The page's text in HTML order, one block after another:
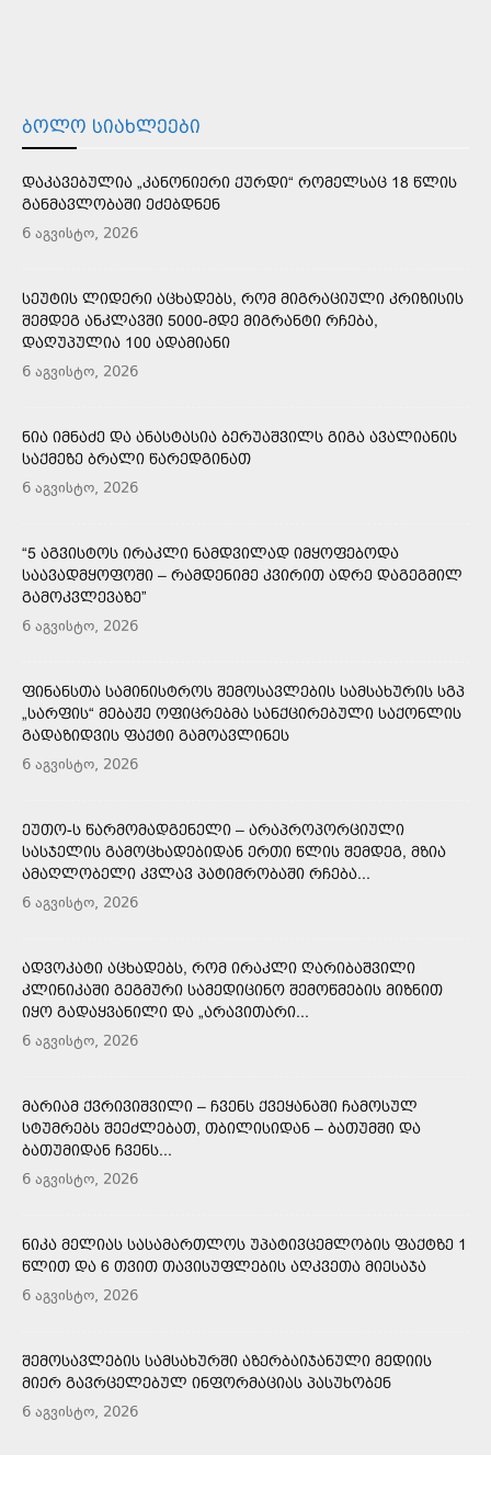
ᲑᲝᲚᲝ ᲡᲘᲐᲮᲚᲔᲔᲑᲘ
ᲓᲐᲙᲐᲕᲔᲑᲣᲚᲘᲐ „ᲙᲐᲜᲝᲜᲘᲔᲠᲘ ᲥᲣᲠᲓᲘ“ ᲠᲝᲛᲔᲚᲡᲐᲪ 18 ᲬᲚᲘᲡ
ᲒᲐᲜᲛᲐᲕᲚᲝᲑᲐᲨᲘ ᲔᲫᲔᲑᲓᲜᲔᲜ
6 აგვისტო, 2026
ᲡᲔᲣᲢᲘᲡ ᲚᲘᲓᲔᲠᲘ ᲐᲪᲮᲐᲓᲔᲑᲡ, ᲠᲝᲛ ᲛᲘᲒᲠᲐᲪᲘᲣᲚᲘ ᲙᲠᲘᲖᲘᲡᲘᲡ
ᲨᲔᲛᲓᲔᲒ ᲐᲜᲙᲚᲐᲕᲨᲘ 5000-ᲛᲓᲔ ᲛᲘᲒᲠᲐᲜᲢᲘ ᲠᲩᲔᲑᲐ,
ᲓᲐᲦᲣᲞᲣᲚᲘᲐ 100 ᲐᲓᲐᲛᲘᲐᲜᲘ
6 აგვისტო, 2026
ᲜᲘᲐ ᲘᲛᲜᲐᲫᲔ ᲓᲐ ᲐᲜᲐᲡᲢᲐᲡᲘᲐ ᲑᲔᲠᲣᲐᲨᲕᲘᲚᲡ ᲒᲘᲒᲐ ᲐᲕᲐᲚᲘᲐᲜᲘᲡ
ᲡᲐᲥᲛᲔᲖᲔ ᲑᲠᲐᲚᲘ ᲬᲐᲠᲔᲓᲒᲘᲜᲐᲗ
6 აგვისტო, 2026
“5 ᲐᲒᲕᲘᲡᲢᲝᲡ ᲘᲠᲐᲙᲚᲘ ᲜᲐᲛᲓᲕᲘᲚᲐᲓ ᲘᲛᲧᲝᲤᲔᲑᲝᲓᲐ
ᲡᲐᲐᲕᲐᲓᲛᲧᲝᲤᲝᲨᲘ – ᲠᲐᲛᲓᲔᲜᲘᲛᲔ ᲙᲕᲘᲠᲘᲗ ᲐᲓᲠᲔ ᲓᲐᲒᲔᲒᲛᲘᲚ
ᲒᲐᲛᲝᲙᲕᲚᲔᲕᲐᲖᲔ”
6 აგვისტო, 2026
ᲤᲘᲜᲐᲜᲡᲗᲐ ᲡᲐᲛᲘᲜᲘᲡᲢᲠᲝᲡ ᲨᲔᲛᲝᲡᲐᲕᲚᲔᲑᲘᲡ ᲡᲐᲛᲡᲐᲮᲣᲠᲘᲡ ᲡᲒᲞ
„ᲡᲐᲠᲤᲘᲡ“ ᲛᲔᲑᲐᲟᲔ ᲝᲤᲘᲪᲠᲔᲑᲛᲐ ᲡᲐᲜᲥᲪᲘᲠᲔᲑᲣᲚᲘ ᲡᲐᲥᲝᲜᲚᲘᲡ
ᲒᲐᲓᲐᲖᲘᲓᲕᲘᲡ ᲤᲐᲥᲢᲘ ᲒᲐᲛᲝᲐᲕᲚᲘᲜᲔᲡ
6 აგვისტო, 2026
ᲔᲣᲗᲝ-Ს ᲬᲐᲠᲛᲝᲛᲐᲓᲒᲔᲜᲔᲚᲘ – ᲐᲠᲐᲞᲠᲝᲞᲝᲠᲪᲘᲣᲚᲘ
ᲡᲐᲡᲯᲔᲚᲘᲡ ᲒᲐᲛᲝᲪᲮᲐᲓᲔᲑᲘᲓᲐᲜ ᲔᲠᲗᲘ ᲬᲚᲘᲡ ᲨᲔᲛᲓᲔᲒ, ᲛᲖᲘᲐ
ᲐᲛᲐᲦᲚᲝᲑᲔᲚᲘ ᲙᲕᲚᲐᲕ ᲞᲐᲢᲘᲛᲠᲝᲑᲐᲨᲘ ᲠᲩᲔᲑᲐ...
6 აგვისტო, 2026
ᲐᲓᲕᲝᲙᲐᲢᲘ ᲐᲪᲮᲐᲓᲔᲑᲡ, ᲠᲝᲛ ᲘᲠᲐᲙᲚᲘ ᲦᲐᲠᲘᲑᲐᲨᲕᲘᲚᲘ
ᲙᲚᲘᲜᲘᲙᲐᲨᲘ ᲒᲔᲒᲛᲣᲠᲘ ᲡᲐᲛᲔᲓᲘᲪᲘᲜᲝ ᲨᲔᲛᲝᲬᲛᲔᲑᲘᲡ ᲛᲘᲖᲜᲘᲗ
ᲘᲧᲝ ᲒᲐᲓᲐᲧᲕᲐᲜᲘᲚᲘ ᲓᲐ „ᲐᲠᲐᲕᲘᲗᲐᲠᲘ...
6 აგვისტო, 2026
ᲛᲐᲠᲘᲐᲛ ᲥᲕᲠᲘᲕᲘᲨᲕᲘᲚᲘ – ᲩᲕᲔᲜᲡ ᲥᲕᲔᲧᲐᲜᲐᲨᲘ ᲩᲐᲛᲝᲡᲣᲚ
ᲡᲢᲣᲛᲠᲔᲑᲡ ᲨᲔᲔᲫᲚᲔᲑᲐᲗ, ᲗᲑᲘᲚᲘᲡᲘᲓᲐᲜ – ᲑᲐᲗᲣᲛᲨᲘ ᲓᲐ
ᲑᲐᲗᲣᲛᲘᲓᲐᲜ ᲩᲕᲔᲜᲡ...
6 აგვისტო, 2026
ᲜᲘᲙᲐ ᲛᲔᲚᲘᲐᲡ ᲡᲐᲡᲐᲛᲐᲠᲗᲚᲝᲡ ᲣᲞᲐᲢᲘᲕᲪᲔᲛᲚᲝᲑᲘᲡ ᲤᲐᲥᲢᲖᲔ 1
ᲬᲚᲘᲗ ᲓᲐ 6 ᲗᲕᲘᲗ ᲗᲐᲕᲘᲡᲣᲤᲚᲔᲑᲘᲡ ᲐᲦᲙᲕᲔᲗᲐ ᲛᲘᲔᲡᲐᲯᲐ
6 აგვისტო, 2026
ᲨᲔᲛᲝᲡᲐᲕᲚᲔᲑᲘᲡ ᲡᲐᲛᲡᲐᲮᲣᲠᲨᲘ ᲐᲖᲔᲠᲑᲐᲘᲯᲐᲜᲣᲚᲘ ᲛᲔᲓᲘᲘᲡ
ᲛᲘᲔᲠ ᲒᲐᲕᲠᲪᲔᲚᲔᲑᲣᲚ ᲘᲜᲤᲝᲠᲛᲐᲪᲘᲐᲡ ᲞᲐᲡᲣᲮᲝᲑᲔᲜ
6 აგვისტო, 2026